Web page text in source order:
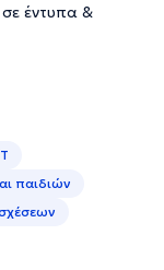
έντυπα &
παιδιών